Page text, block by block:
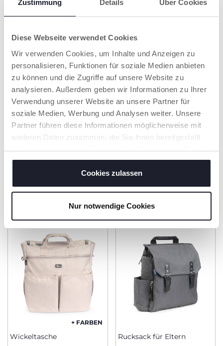
Zustimmung Details Über Cookies
Diese Webseite verwendet Cookies
Wir verwenden Cookies, um Inhalte und Anzeigen zu
personalisieren, Funktionen für soziale Medien anbieten
zu können und die Zugriffe auf unsere Website zu
analysieren. Außerdem geben wir Informationen zu Ihrer
Verwendung unserer Website an unsere Partner für
soziale Medien, Werbung und Analysen weiter. Unsere
Partner führen diese Informationen möglicherweise mit
weiteren Daten zusammen, die Sie ihnen bereitgestellt
haben oder die sie im Rahmen Ihrer Nutzung der Dienste
gesammelt haben.
Cookies zulassen
Nur notwendige Cookies
VIELSEITIG
Mit den abnehmbaren
Gurten lässt sich die
Tasche leicht vom
Kinderwagen in eine
Umhängetasche
verwandeln.
EINFACH ZU
Einfache Befestigung
der praktischen Gurte.
PRODUKTE, DIE SIE INTERESSIEREN
+ FARBEN
Wickeltasche Rucksack für Eltern